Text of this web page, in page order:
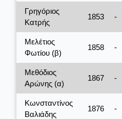
Γρηγόριος
Κατρής
1853 -
Μελέτιος
Φωτίου (β)
1858 -
Μεθόδιος
Αρώνης (α)
1867 -
Κωνσταντίνος
Βαλιάδης
1876 -